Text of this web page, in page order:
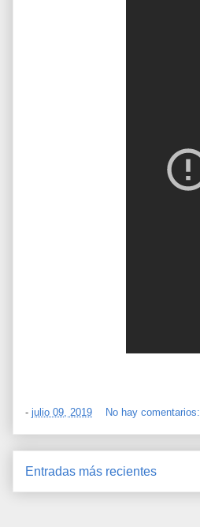
- julio 09, 2019 No hay comentarios:
Entradas más recientes